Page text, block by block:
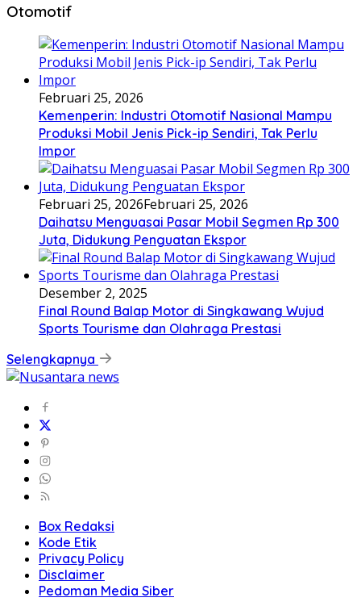
Otomotif
Februari 25, 2026
Kemenperin: Industri Otomotif Nasional Mampu
Produksi Mobil Jenis Pick-ip Sendiri, Tak Perlu
Impor
Februari 25, 2026Februari 25, 2026
Daihatsu Menguasai Pasar Mobil Segmen Rp 300
Juta, Didukung Penguatan Ekspor
Desember 2, 2025
Final Round Balap Motor di Singkawang Wujud
Sports Tourisme dan Olahraga Prestasi
Selengkapnya
Box Redaksi
Kode Etik
Privacy Policy
Disclaimer
Pedoman Media Siber